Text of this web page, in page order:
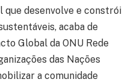
que desenvolve e constrói
acaba de
Global da ONU Rede
das Nações
a comunidade